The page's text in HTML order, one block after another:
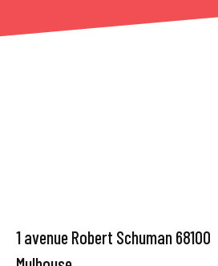
1 avenue Robert Schuman 68100